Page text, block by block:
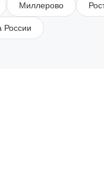
Миллерово
России